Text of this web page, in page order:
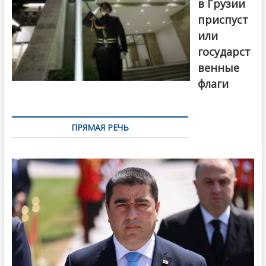
в Грузии
приспуст
или
государст
венные
флаги
ПРЯМАЯ РЕЧЬ